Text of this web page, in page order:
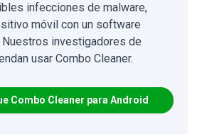
infecciones de malware,
móvil con un software
investigadores de
usar Combo Cleaner.
Combo Cleaner para Android